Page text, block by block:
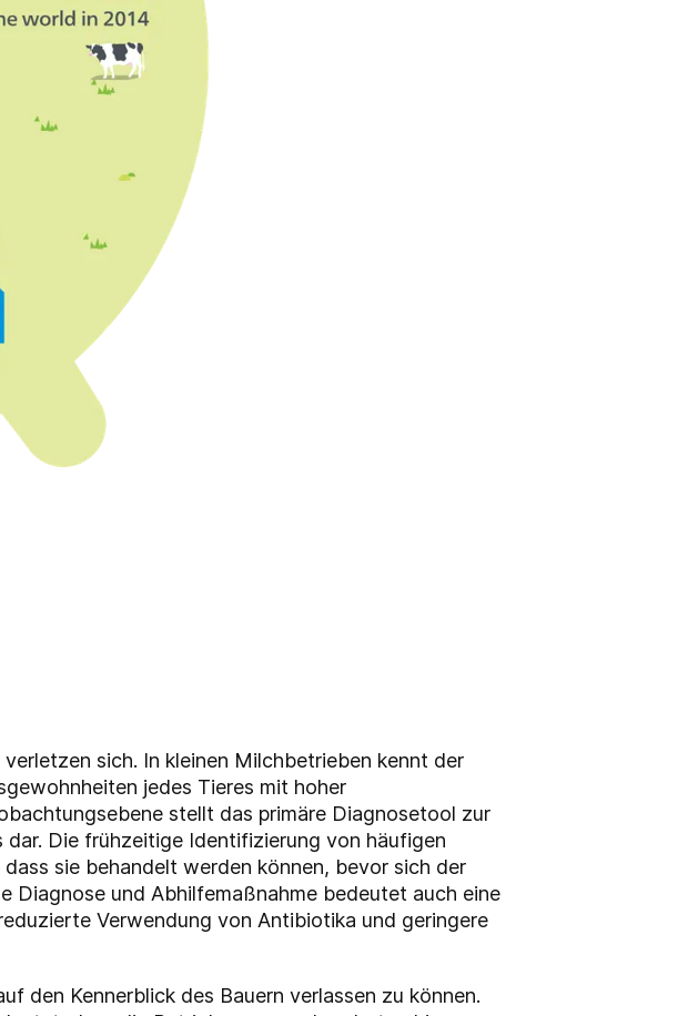
sich. In kleinen Milchbetrieben kennt der
jedes Tieres mit hoher
stellt das primäre Diagnosetool zur
Die frühzeitige Identifizierung von häufigen
sie behandelt werden können, bevor sich der
Diagnose und Abhilfemaßnahme bedeutet auch eine
Verwendung von Antibiotika und geringere
den Kennerblick des Bauern verlassen zu können.